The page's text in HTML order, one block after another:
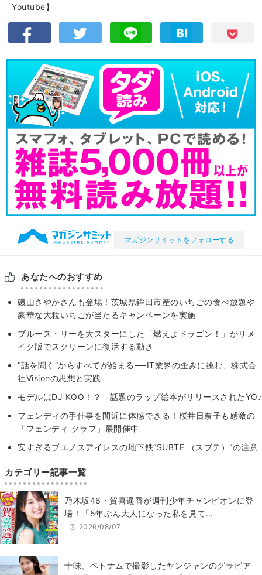
Youtube】
マガジンサミットをフォローする
あなたへのおすすめ
磯山さやかさんも登場！茨城県鉾田市産のいちごの食べ放題や
豪華な大粒いちごが当たるキャンペーンを実施
ブルース・リーを大スターにした「燃えよドラゴン！」がリメ
イク版でスクリーンに復活する動き
“話を聞く”からすべてが始まる──IT業界の歪みに挑む、株式会
社Visionの思想と実践
モデルはDJ KOO！？ 話題のラップ絵本がリリースされたYO♪
フェンディの手仕事を間近に体感できる！桜井日奈子も感激の
「フェンディ クラフ」展開催中
安すぎるブエノスアイレスの地下鉄“SUBTE （スブテ）”の注意
カテゴリー記事一覧
乃木坂46・賀喜遥香が週刊少年チャンピオンに登
場！「5年ぶん大人になった私を見て…
2026/08/07
十味、ベトナムで撮影したヤンジャンのグラビア